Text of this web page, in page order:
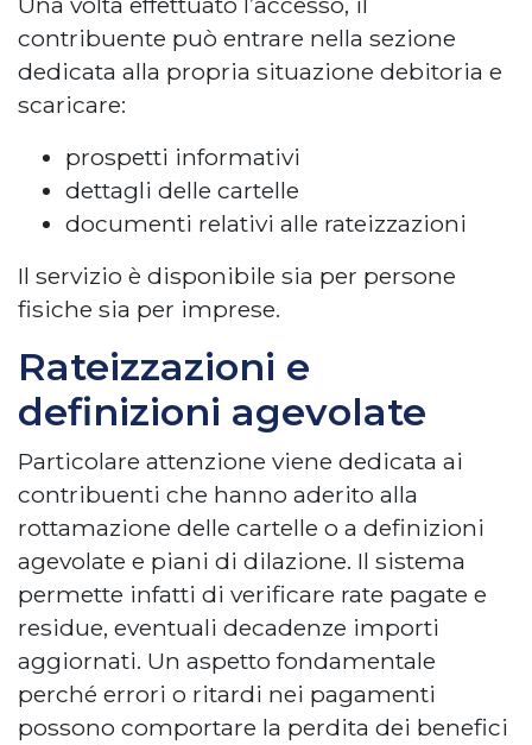
contribuente può entrare nella sezione
dedicata alla propria situazione debitoria e
scaricare:
prospetti informativi
dettagli delle cartelle
documenti relativi alle rateizzazioni
Il servizio è disponibile sia per persone
fisiche sia per imprese.
Rateizzazioni e
definizioni agevolate
Particolare attenzione viene dedicata ai
contribuenti che hanno aderito alla
rottamazione delle cartelle o a definizioni
agevolate e piani di dilazione. Il sistema
permette infatti di verificare rate pagate e
residue, eventuali decadenze importi
aggiornati. Un aspetto fondamentale
perché errori o ritardi nei pagamenti
possono comportare la perdita dei benefici